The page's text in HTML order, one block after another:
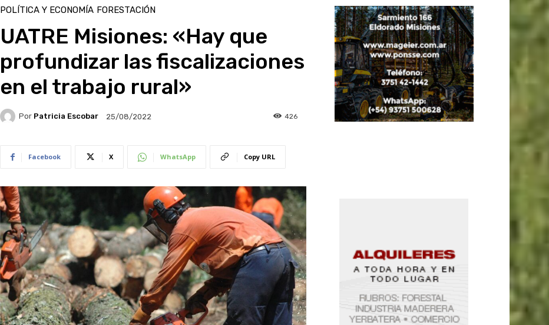
POLÍTICA Y ECONOMÍA FORESTACIÓN
UATRE Misiones: «Hay que
profundizar las fiscalizaciones
en el trabajo rural»
Por Patricia Escobar 25/08/2022 426
Facebook X WhatsApp Copy URL